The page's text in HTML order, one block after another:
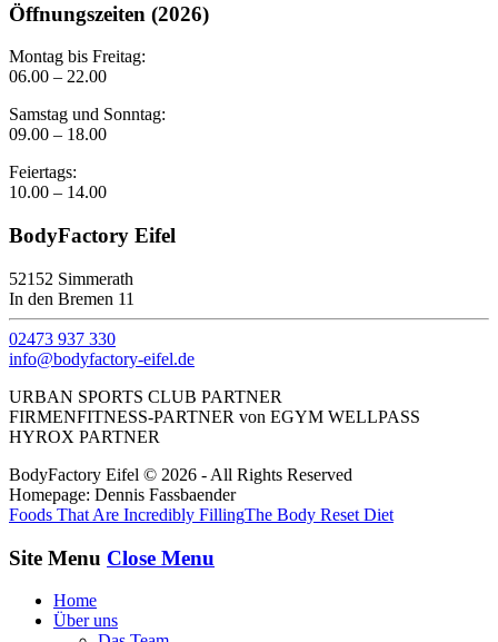
Öffnungszeiten (2026)
Montag bis Freitag:
06.00 – 22.00
Samstag und Sonntag:
09.00 – 18.00
Feiertags:
10.00 – 14.00
BodyFactory Eifel
52152 Simmerath
In den Bremen 11
02473 937 330
info@bodyfactory-eifel.de
URBAN SPORTS CLUB PARTNER
FIRMENFITNESS-PARTNER von EGYM WELLPASS
HYROX PARTNER
BodyFactory Eifel © 2026 - All Rights Reserved
Homepage: Dennis Fassbaender
Foods That Are Incredibly FillingThe Body Reset Diet
Site Menu Close Menu
Home
Über uns